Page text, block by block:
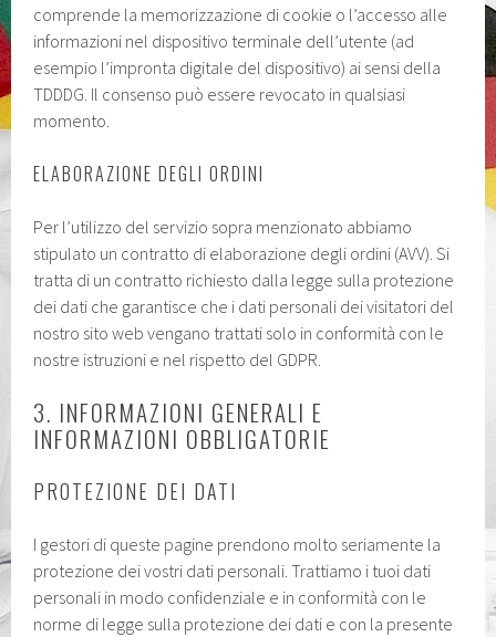
comprende la memorizzazione di cookie o l’accesso alle
informazioni nel dispositivo terminale dell’utente (ad
esempio l’impronta digitale del dispositivo) ai sensi della
TDDDG. Il consenso può essere revocato in qualsiasi
momento.
ELABORAZIONE DEGLI ORDINI
Per l’utilizzo del servizio sopra menzionato abbiamo
stipulato un contratto di elaborazione degli ordini (AVV). Si
tratta di un contratto richiesto dalla legge sulla protezione
dei dati che garantisce che i dati personali dei visitatori del
nostro sito web vengano trattati solo in conformità con le
nostre istruzioni e nel rispetto del GDPR.
3. INFORMAZIONI GENERALI E
INFORMAZIONI OBBLIGATORIE
PROTEZIONE DEI DATI
I gestori di queste pagine prendono molto seriamente la
protezione dei vostri dati personali. Trattiamo i tuoi dati
personali in modo confidenziale e in conformità con le
norme di legge sulla protezione dei dati e con la presente